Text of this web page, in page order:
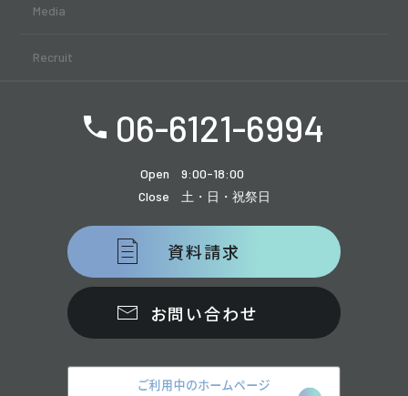
Media
Recruit
06-6121-6994
Open
9:00-18:00
Close
土・日・祝祭日
資料請求
お問い合わせ